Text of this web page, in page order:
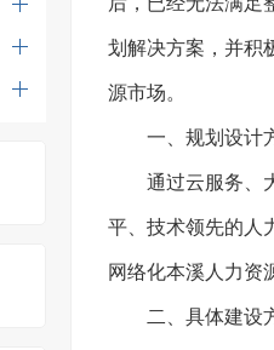
划解决方案，并积
源市场。
一、规划设计
通过云服务、
平、技术领先的人
网络化本溪人力资
二、具体建设